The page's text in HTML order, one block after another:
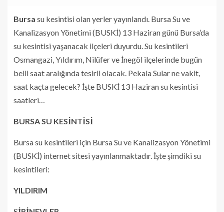
Bursa su kesintisi olan yerler yayınlandı. Bursa Su ve
Kanalizasyon Yönetimi (BUSKİ) 13 Haziran günü Bursa’da
su kesintisi yaşanacak ilçeleri duyurdu. Su kesintileri
Osmangazi, Yıldırım, Nilüfer ve İnegöl ilçelerinde bugün
belli saat aralığında tesirli olacak. Pekala Sular ne vakit,
saat kaçta gelecek? İşte BUSKİ 13 Haziran su kesintisi
saatleri…
BURSA SU KESİNTİSİ
Bursa su kesintileri için Bursa Su ve Kanalizasyon Yönetimi
(BUSKİ) internet sitesi yayınlanmaktadır. İşte şimdiki su
kesintileri:
YILDIRIM